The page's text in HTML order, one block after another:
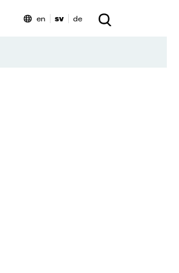
en sv de